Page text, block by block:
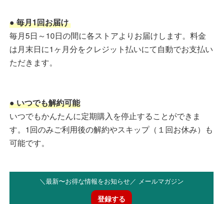
● 毎月1回お届け
毎月5日～10日の間に各ストアよりお届けします。料金
は月末日に1ヶ月分をクレジット払いにて自動でお支払い
ただきます。
● いつでも解約可能
いつでもかんたんに定期購入を停止することができま
す。1回のみご利用後の解約やスキップ（１回お休み）も
可能です。
＼最新〜お得な情報をお知らせ／ メールマガジン
登録する